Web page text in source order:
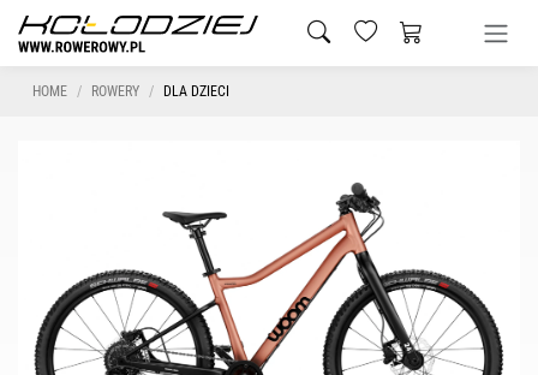
HOME ROWERY DLA DZIECI